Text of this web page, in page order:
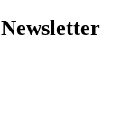
Newsletter